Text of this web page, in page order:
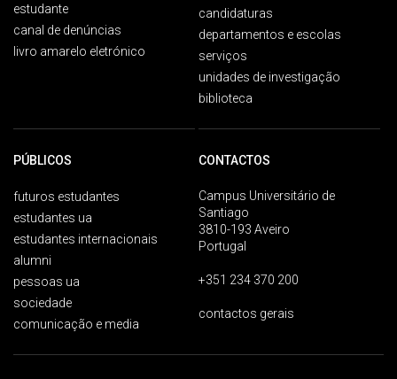
estudante
canal de denúncias
livro amarelo eletrónico
candidaturas
departamentos e escolas
serviços
unidades de investigação
biblioteca
PÚBLICOS
futuros estudantes
estudantes ua
estudantes internacionais
alumni
pessoas ua
sociedade
comunicação e media
CONTACTOS
Campus Universitário de
Santiago
3810-193 Aveiro
Portugal
+351 234 370 200
contactos gerais